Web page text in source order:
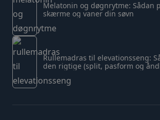
Melatonin og døgnrytme: Sådan
skærme og vaner din søvn
Rullemadras til elevationsseng:
den rigtige (split, pasform og